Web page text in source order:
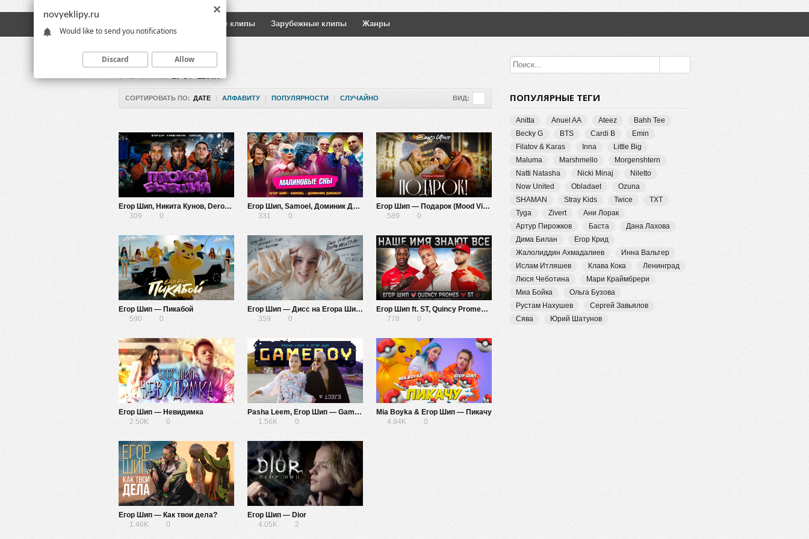
Русские клипы Зарубежные клипы Жанры
ВСЕ КЛИПЫ ЕГОР ШИП
СОРТИРОВАТЬ ПО: ДАТЕ | АЛФАВИТУ | ПОПУЛЯРНОСТИ | СЛУЧАЙНО ВИД:
Егор Шип, Никита Кунов, Derouse — Плохой бывший
309
0
Егор Шип, Samoel, Доминик Джокер — Малиновые сны
331
0
Егор Шип — Подарок (Mood Video)
589
0
Егор Шип — Пикабой
590
0
Егор Шип — Дисс на Егора Шипа
359
0
Егор Шип ft. ST, Quincy Promes — Наше имя знают все
778
0
Егор Шип — Невидимка
2.50K
0
Pasha Leem, Егор Шип — Game Boy
1.56K
0
Mia Boyka & Егор Шип — Пикачу
4.94K
0
Егор Шип — Как твои дела?
1.46K
0
Егор Шип — Dior
4.05K
2
ПОПУЛЯРНЫЕ ТЕГИ
Anitta Anuel AA Ateez
Bahh Tee
Becky G
BTS Cardi B
Emin
Filatov & Karas
Inna
Little Big
Maluma
Marshmello
Morgenshtern
Natti Natasha
Nicki Minaj
Niletto
Now United
Obladaet
Ozuna
SHAMAN
Stray Kids Twice
TXT
Tyga
Zivert
Ани Лорак
Артур Пирожков
Баста
Дана Лахова
Дима Билан
Егор Крид
Жалолиддин Ахмадалиев
Инна Вальтер
Ислам Итляшев
Клава Кока
Ленинград
Люся Чеботина
Мари Краймбрери
Миа Бойка
Ольга Бузова
Рустам Нахушев
Сергей Завьялов
Сява
Юрий Шатунов
novyeklipy.ru
Would like to send you notifications
Discard Allow